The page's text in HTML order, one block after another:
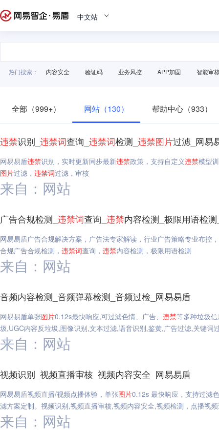
中文站
热门搜索： 内容安全 验证码 业务风控 APP加固 智能审
全部（999+） 网站（130） 帮助中心（933）
违禁识别_ 违禁词查询_ 违禁词检测_ 违禁图片过滤_网易
网易易盾违禁识别，实时更新同步最新违禁政策，支持自定义违禁模型
图片过滤， 违禁词过滤，审核
来自：网站
广告合规检测_ 违禁词查询_ 违禁内容检测_极限用语检
网易易盾广告合规解决方案，广告法专家解读，行业广告策略专业布控
合规广告合规检测， 违禁词查询， 违禁内容检测，极限用语检测
来自：网站
音频内容检测_音频弹幕检测_音频过检_网易易盾
网易易盾单张图片0.12s最快响应,可过滤色情、广告、 违禁等多种垃圾
圾,UGC内容反垃圾,图像识别,文本过滤,语音识别,鉴黄,广告过滤,关键词
来自：网站
视频识别_视频直播审核_视频内容安全_网易易盾
网易易盾视频直播/视频点播体验，单张图片0.12s 最快响应，支持过滤
滤方案定制。视频识别,视频直播审核,视频内容安全,视频检测，点播视
来自：网站